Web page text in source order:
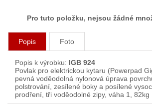
Pro tuto položku, nejsou žádné
Popis Foto
Popis k výrobku: IGB 924
Povlak pro elektrickou kytaru (Powerpad
pevná voděodolná nylonová úprava
polstrování, zesílené boky a posílené
prodření, tři voděodolné zipy, váha 1, 82kg